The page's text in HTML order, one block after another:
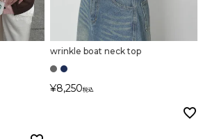
wrinkle boat neck top
¥8,250税込